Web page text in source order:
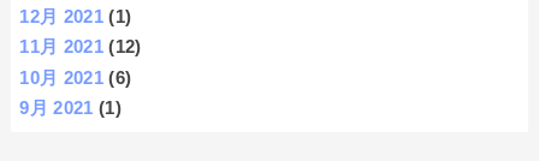
12月 2021 (1)
11月 2021 (12)
10月 2021 (6)
9月 2021 (1)